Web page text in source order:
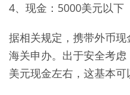
4、现金：5000美元以下
据相关规定，携带外币
海关申办。出于安全考
美元现金左右，这基本可